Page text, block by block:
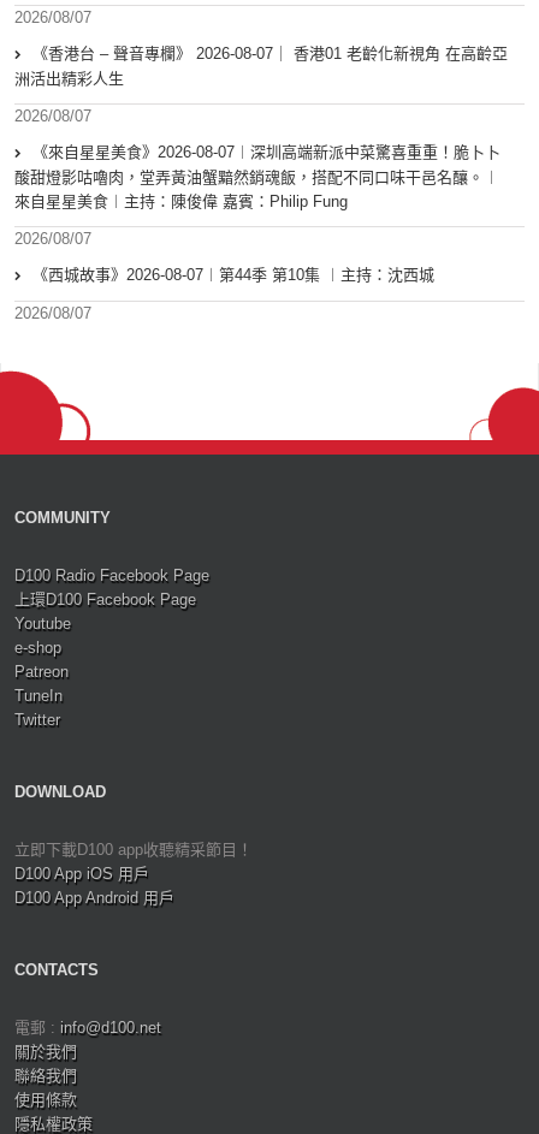
2026/08/07
《香港台 – 聲音專欄》 2026-08-07｜ 香港01 老齡化新視角 在高齡亞
洲活出精彩人生
2026/08/07
《來自星星美食》2026-08-07︱深圳高端新派中菜驚喜重重！脆卜卜
酸甜燈影咕嚕肉，堂弄黃油蟹黯然銷魂飯，搭配不同口味干邑名釀。︱
來自星星美食︱主持：陳俊偉 嘉賓：Philip Fung
2026/08/07
《西城故事》2026-08-07︱第44季 第10集 ︱主持：沈西城
2026/08/07
COMMUNITY
D100 Radio Facebook Page
上環D100 Facebook Page
Youtube
e-shop
Patreon
TuneIn
Twitter
DOWNLOAD
立即下載D100 app收聽精采節目！
D100 App iOS 用戶
D100 App Android 用戶
CONTACTS
電郵 : info@d100.net
關於我們
聯絡我們
使用條款
隱私權政策